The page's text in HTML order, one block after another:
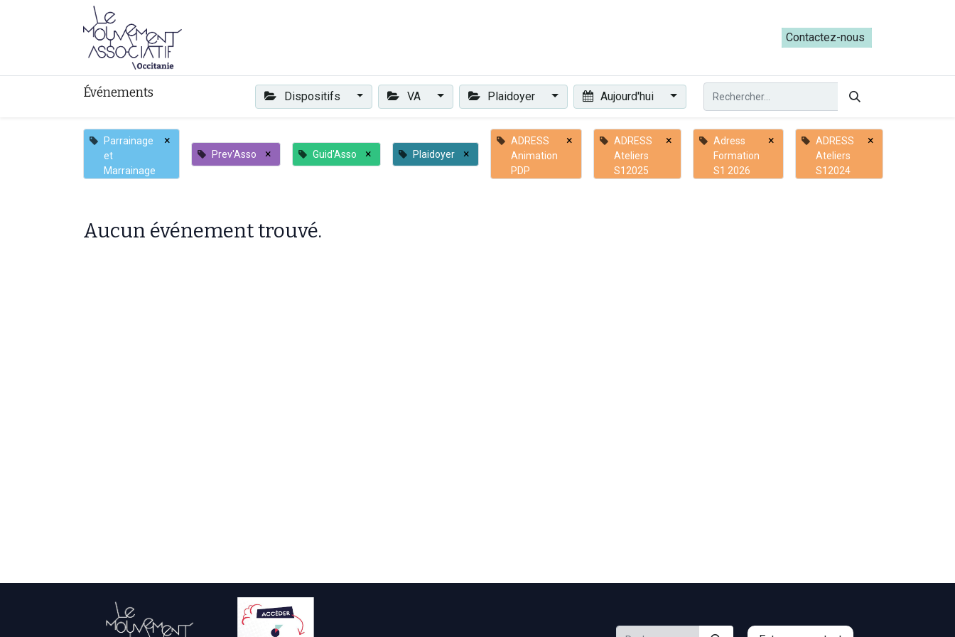
Les ateliers du Parcours ADRESS [mai-juin 2026]
Contactez-nous​​
Événements Dispositifs VA Plaidoyer Aujourd'hui
Parrainage
et
Marrainage
×
Prev'Asso × Guid'Asso × Plaidoyer ×
ADRESS
Animation
PDP
×
ADRESS
Ateliers
S12025
×
Adress
Formation
S1 2026
×
ADRESS
Ateliers
S12024
×
Aucun événement trouvé.